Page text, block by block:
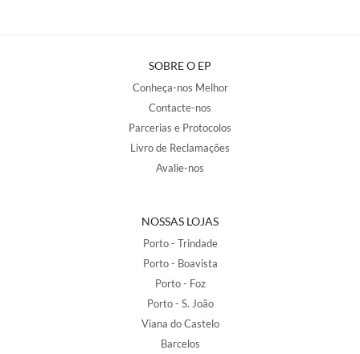
SOBRE O EP
Conheça-nos Melhor
Contacte-nos
Parcerias e Protocolos
Livro de Reclamações
Avalie-nos
NOSSAS LOJAS
Porto - Trindade
Porto - Boavista
Porto - Foz
Porto - S. João
Viana do Castelo
Barcelos